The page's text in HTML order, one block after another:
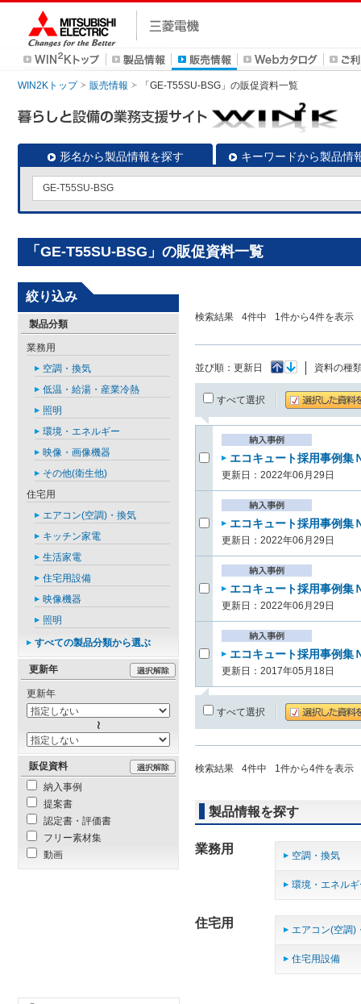
WIN2Kトップ 販売情報 「GE-T55SU-BSG」の販促資料一覧
形名から製品情報を探す キーワードから製品情
「GE-T55SU-BSG」の販促資料一覧
検索結果 4件中 1件から4件を表示
並び順： 更新日 資料の種
すべて選択
エコキュート採用事例集
更新日：2022年06月29日
エコキュート採用事例集
更新日：2022年06月29日
エコキュート採用事例
更新日：2022年06月29日
エコキュート採用事例集
更新日：2017年05月18日
すべて選択
検索結果 4件中 1件から4件を表示
製品情報を探す
業務用 空調・換気
環境・エネル
住宅用 エアコン(空調)
住宅用設備
絞り込み
製品分類
業務用
空調・換気
低温・給湯・産業冷熱
照明
環境・エネルギー
映像・画像機器
その他(衛生他)
住宅用
エアコン(空調)・換気
キッチン家電
生活家電
住宅用設備
映像機器
照明
すべての製品分類から選ぶ
更新年
更新年
販促資料
納入事例
提案書
認定書・評価書
フリー素材集
動画